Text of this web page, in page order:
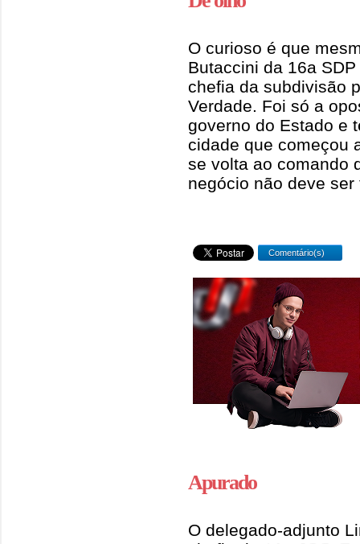
O curioso é que
Butaccini da 16a
chefia da subdivisão
Verdade. Foi só a
governo do Estado e
cidade que começou
se volta ao comando
negócio não deve
Comentário(s)
Apurado
O delegado-adjunto